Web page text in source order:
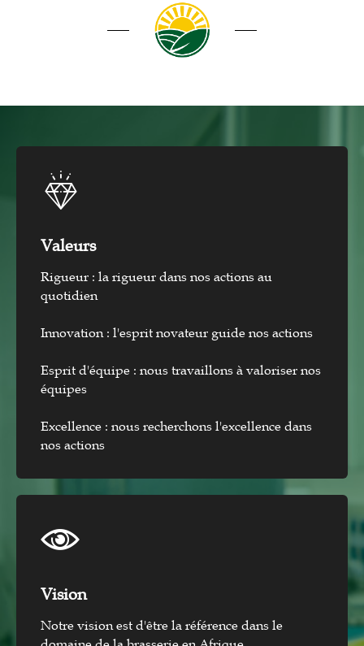
Valeurs
Rigueur : la rigueur dans nos actions au
quotidien
Innovation : l'esprit novateur guide nos actions
Esprit d'équipe : nous travaillons à valoriser nos
équipes
Excellence : nous recherchons l'excellence dans
nos actions
Vision​
Notre vision est d'être la référence dans le